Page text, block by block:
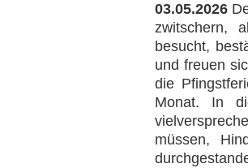
03.05.2026
zwitschern,
besucht,
und freuen
die
Monat. In
müssen,